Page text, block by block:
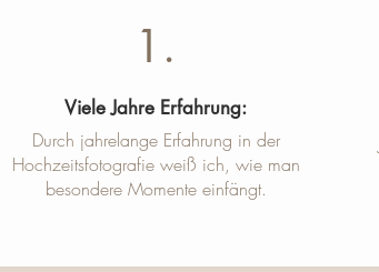
1.
Viele Jahre Erfahrung:
Durch jahrelange Erfahrung in der
Hochzeitsfotografie weiß ich, wie man
besondere Momente einfängt.